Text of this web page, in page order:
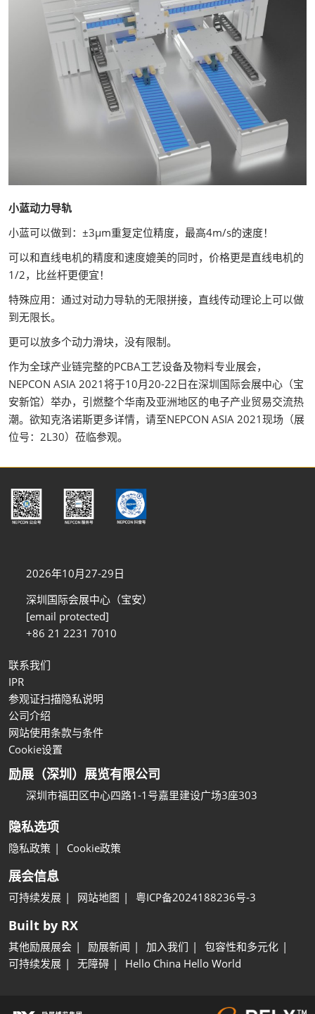
小蓝动力导轨
小蓝可以做到：±3μm重复定位精度，最高4m/s的速度！
可以和直线电机的精度和速度媲美的同时，价格更是直线电机的
1/2，比丝杆更便宜！
特殊应用：通过对动力导轨的无限拼接，直线传动理论上可以做
到无限长。
更可以放多个动力滑块，没有限制。
作为全球产业链完整的PCBA工艺设备及物料专业展会，
NEPCON ASIA 2021将于10月20-22日在深圳国际会展中心（宝
安新馆）举办，引燃整个华南及亚洲地区的电子产业贸易交流热
潮。欲知克洛诺斯更多详情，请至NEPCON ASIA 2021现场（展
位号：2L30）莅临参观。
2026年10月27-29日
深圳国际会展中心（宝安）
[email protected]
+86 21 2231 7010
联系我们
IPR
参观证扫描隐私说明
公司介绍
网站使用条款与条件
Cookie设置
励展（深圳）展览有限公司
深圳市福田区中心四路1-1号嘉里建设广场3座303
隐私选项
隐私政策 Cookie政策
展会信息
可持续发展 网站地图 粤ICP备2024188236号-3
Built by RX
其他励展展会 励展新闻 加入我们
包容性和多元化
可持续发展
无障碍 Hello China Hello World